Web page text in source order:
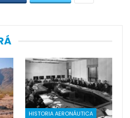
HISTORIA AERONÁUTICA